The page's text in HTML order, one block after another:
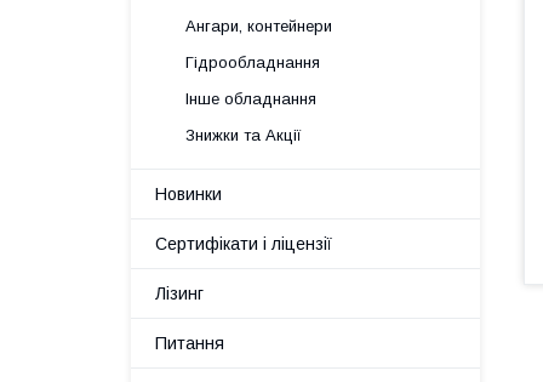
Ангари, контейнери
Гідрообладнання
Інше обладнання
Знижки та Акції
Новинки
Сертифікати і ліцензії
Лізинг
Питання